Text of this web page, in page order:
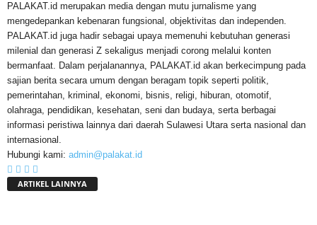
PALAKAT.id merupakan media dengan mutu jurnalisme yang
mengedepankan kebenaran fungsional, objektivitas dan independen.
PALAKAT.id juga hadir sebagai upaya memenuhi kebutuhan generasi
milenial dan generasi Z sekaligus menjadi corong melalui konten
bermanfaat. Dalam perjalanannya, PALAKAT.id akan berkecimpung pada
sajian berita secara umum dengan beragam topik seperti politik,
pemerintahan, kriminal, ekonomi, bisnis, religi, hiburan, otomotif,
olahraga, pendidikan, kesehatan, seni dan budaya, serta berbagai
informasi peristiwa lainnya dari daerah Sulawesi Utara serta nasional dan
internasional.
Hubungi kami: admin@palakat.id
ARTIKEL LAINNYA